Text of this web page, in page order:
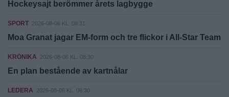
Hockeysajt berömmer årets lagbygge
SPORT 2026-08-06 KL. 08:31
Moa Granat jagar EM-form och tre flickor i All-Star Team
KRÖNIKA 2026-08-06 KL. 08:30
En plan bestående av kartnålar
LEDERA 2026-08-06 KL. 08:30